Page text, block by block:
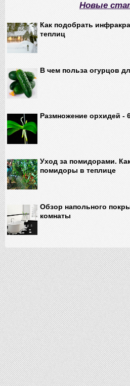
Новые
Как подобрать
теплиц
В чем польза огурцов
Размножение орхидей -
Уход за помидорами.
помидоры в теплице
Обзор напольного
комнаты